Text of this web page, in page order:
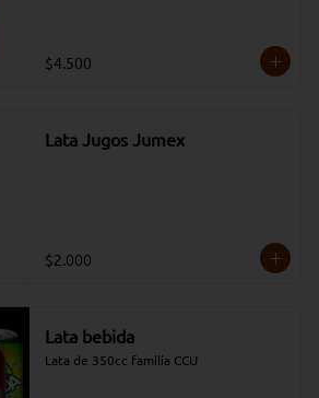
$4.500
Lata Jugos Jumex
$2.000
Lata bebida
Lata de 350cc familia CCU